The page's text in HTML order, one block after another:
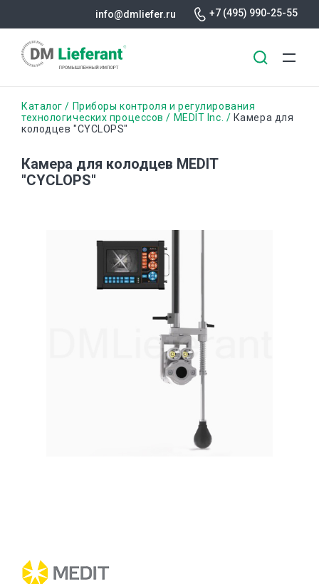
основному
info@dmliefer.ru +7 (495) 990-25-55
Строка
навигации
Каталог
Приборы контроля и регулирования
технологических процессов
MEDIT Inc.
Камера для
колодцев "CYCLOPS"
Камера для колодцев MEDIT
"CYCLOPS"